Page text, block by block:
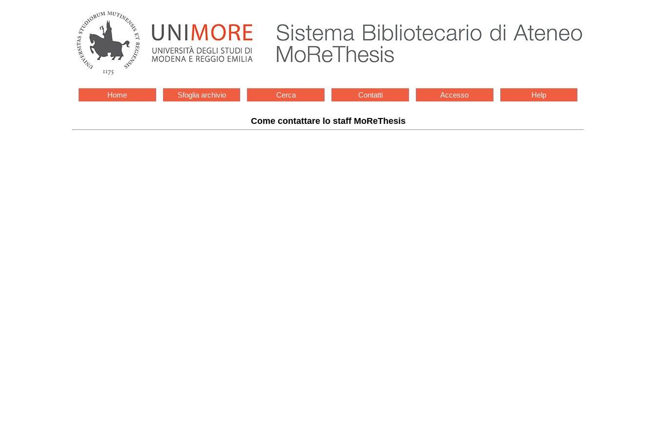
Home Sfoglia archivio Cerca Contatti Accesso Help
Come contattare lo staff MoReThesis